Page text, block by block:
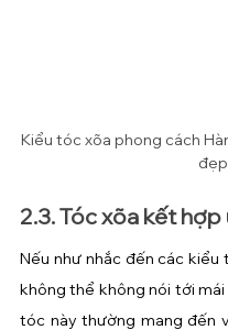
Kiểu tóc xõa phong cách
2.3. Tóc xõa kết
Nếu như nhắc đến các kiểu
không thể không nói tới
tóc này thường mang đến